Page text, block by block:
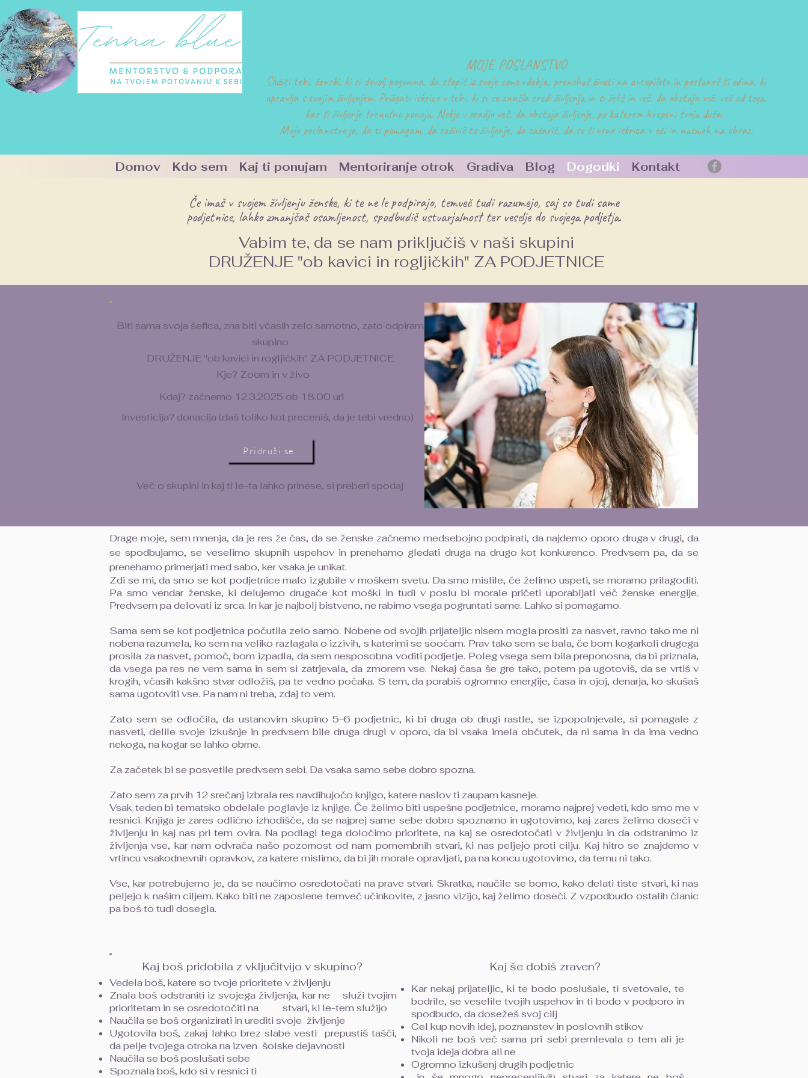
MOJE POSLANSTVO
Služiti tebi, ženski, ki si dovolj pogumna, da stopiš iz svoje cone udobja, prenehaš živeti na avtopilotu in postaneš ti edina, ki
upravlja s tvojim življenjem. Prižgati iskrico v tebi, ki si se znašla sredi življenja in si želiš in veš, da obstaja več, več od tega,
kar ti življenje trenutno ponuja. Nekje v ozadju veš, da obstaja življenje, po katerem hrepeni tvoja duša.
Moje poslanstvo je, da ti pomagam, da zaživiš to življenje, da zažariš, da se ti vrne iskrica v oči in nasmeh na obraz.
Domov Kdo sem Kaj ti ponujam Mentoriranje otrok Gradiva Blog Dogodki Kontakt
Če imaš v svojem življenju ženske, ki te ne le podpirajo, temveč tudi razumejo, saj so tudi same
podjetnice, lahko zmanjšaš osamljenost, spodbudiš ustvarjalnost ter veselje do svojega podjetja.
Vabim te, da se nam priključiš v naši skupini
DRUŽENJE "ob kavici in rogljičkih" ZA PODJETNICE
Biti sama svoja šefica, zna biti včasih zelo samotno, zato odpiram
skupino
DRUŽENJE "ob kavici in rogljičkih" ZA PODJETNICE
Kje? Zoom in v živo
Kdaj? začnemo 12.3.2025 ob 18.00 uri
Investicija? donacija (daš toliko kot preceniš, da je tebi vredno)
Pridruži se
Več o skupini in kaj ti le-ta lahko prinese, si preberi spodaj
Drage moje, sem mnenja, da je res že čas, da se ženske začnemo medsebojno podpirati, da najdemo oporo druga v drugi, da
se spodbujamo, se veselimo skupnih uspehov in prenehamo gledati druga na drugo kot konkurenco. Predvsem pa, da se
prenehamo primerjati med sabo, ker vsaka je unikat.
Zdi se mi, da smo se kot podjetnice malo izgubile v moškem svetu. Da smo mislile, če želimo uspeti, se moramo prilagoditi.
Pa smo vendar ženske, ki delujemo drugače kot moški in tudi v poslu bi morale pričeti uporabljati več ženske energije.
Predvsem pa delovati iz srca. In kar je najbolj bistveno, ne rabimo vsega pogruntati same. Lahko si pomagamo.
Sama sem se kot podjetnica počutila zelo samo. Nobene od svojih prijateljic nisem mogla prositi za nasvet, ravno tako me ni
nobena razumela, ko sem na veliko razlagala o izzivih, s katerimi se soočam. Prav tako sem se bala, če bom kogarkoli drugega
prosila za nasvet, pomoč, bom izpadla, da sem nesposobna voditi podjetje. Poleg vsega sem bila preponosna, da bi priznala,
da vsega pa res ne vem sama in sem si zatrjevala, da zmorem vse. Nekaj časa še gre tako, potem pa ugotoviš, da se vrtiš v
krogih, včasih kakšno stvar odložiš, pa te vedno počaka. S tem, da porabiš ogromno energije, časa in ojoj, denarja, ko skušaš
sama ugotoviti vse. Pa nam ni treba, zdaj to vem.
Zato sem se odločila, da ustanovim skupino 5-6 podjetnic, ki bi druga ob drugi rastle, se izpopolnjevale, si pomagale z
nasveti, delile svoje izkušnje in predvsem bile druga drugi v oporo, da bi vsaka imela občutek, da ni sama in da ima vedno
nekoga, na kogar se lahko obrne.
Za začetek bi se posvetile predvsem sebi. Da vsaka samo sebe dobro spozna.
Zato sem za prvih 12 srečanj izbrala res navdihujočo knjigo, katere naslov ti zaupam kasneje.
Vsak teden bi tematsko obdelale poglavje iz knjige. Če želimo biti uspešne podjetnice, moramo najprej vedeti, kdo smo me v
resnici. Knjiga je zares odlično izhodišče, da se najprej same sebe dobro spoznamo in ugotovimo, kaj zares želimo doseči v
življenju in kaj nas pri tem ovira. Na podlagi tega določimo prioritete, na kaj se osredotočati v življenju in da odstranimo iz
življenja vse, kar nam odvrača našo pozornost od nam pomembnih stvari, ki nas peljejo proti cilju. Kaj hitro se znajdemo v
vrtincu vsakodnevnih opravkov, za katere mislimo, da bi jih morale opravljati, pa na koncu ugotovimo, da temu ni tako.
Vse, kar potrebujemo je, da se naučimo osredotočati na prave stvari. Skratka, naučile se bomo, kako delati tiste stvari, ki nas
peljejo k našim ciljem. Kako biti ne zaposlene temveč učinkovite, z jasno vizijo, kaj želimo doseči. Z vzpodbudo ostalih članic
pa boš to tudi dosegla.
Kaj še dobiš zraven?
Kar nekaj prijateljic, ki te bodo poslušale, ti svetovale, te
bodrile, se veselile tvojih uspehov in ti bodo v podporo in
spodbudo, da dosežeš svoj cilj
Cel kup novih idej, poznanstev in poslovnih stikov
Nikoli ne boš več sama pri sebi premlevala o tem ali je
tvoja ideja dobra ali ne
Ogromno izkušenj drugih podjetnic
Kaj boš pridobila z vključitvijo v skupino?
Vedela boš, katere so tvoje prioritete v življenju
Znala boš odstraniti iz svojega življenja, kar ne služi tvojim
prioritetam in se osredotočiti na stvari, ki le-tem služijo
Naučila se boš organizirati in urediti svoje življenje
Ugotovila boš, zakaj lahko brez slabe vesti prepustiš tašči,
da pelje tvojega otroka na izven šolske dejavnosti
Naučila se boš poslušati sebe
Spoznala boš, kdo si v resnici ti